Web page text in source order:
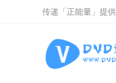
传递「正能量」提